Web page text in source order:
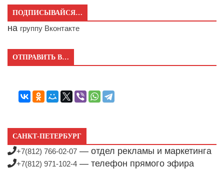
ПОДПИСЫВАЙСЯ…
на группу Вконтакте
ОТПРАВИТЬ В…
САНКТ-ПЕТЕРБУРГ
+7(812) 766-02-07 — отдел рекламы и маркетинга
+7(812) 971-102-4 — телефон прямого эфира